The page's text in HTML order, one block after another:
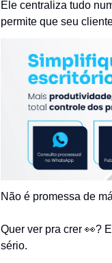
Ele centraliza tudo
permite que seu
Não é promessa de
Quer ver pra crer 👀?
sério.